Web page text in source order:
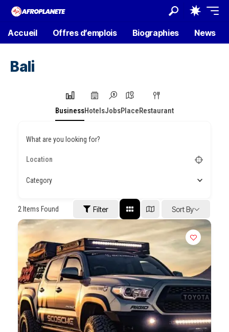
Accueil Offres d’emplois Biographies News
Bali
BusinessHotelsJobsPlaceRestaurant
What are you looking for?
Category
2 Items Found Filter Sort By